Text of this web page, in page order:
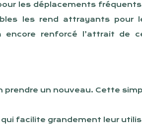
les déplacements
les rend attrayants pour
renforcé l’attrait de
un nouveau. Cette
facilite grandement leur